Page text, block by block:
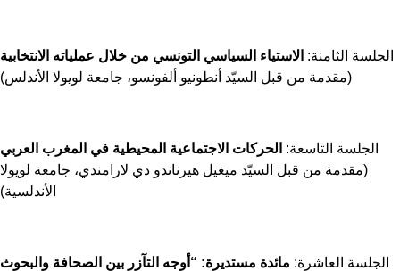
الثامنة:الاستياء السياسي التونسي من خلال عملياته الانتخابية
(مقدمة من قبل السيّد أنطونيو ألفونسو، جامعة لويولا الأندلس)
الجلسة التاسعة:الحركات الاجتماعية المحيطية في المغرب العربي
(مقدمة من قبل السيّد ميغيل هيرناندو دي لارامندي، جامعة لويولا
الأندلسية)
العاشرة:مائدة مستديرة: “أوجه التآزر بين الصحافة والبحوث